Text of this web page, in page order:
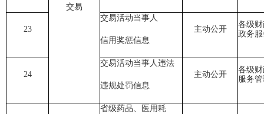
交易
23
交易活动当事人
信用奖惩信息
主动公开
各级
政务
24
交易活动当事人违法
违规处罚信息
主动公开
各级
服务
省级药品、医用耗